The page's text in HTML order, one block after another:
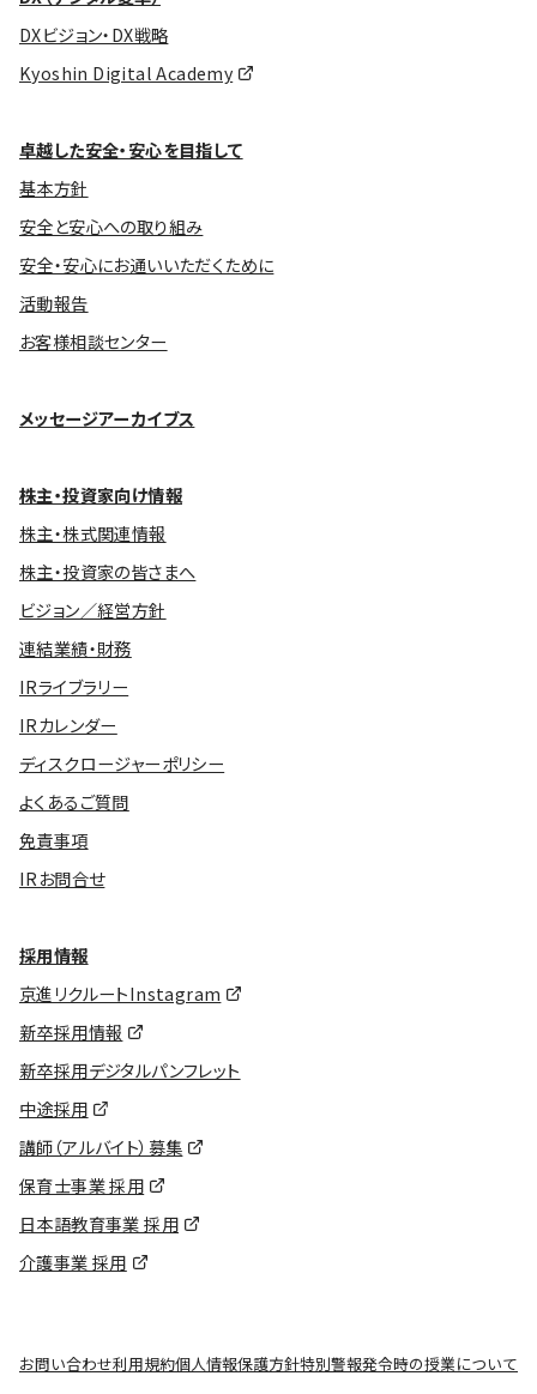
DXビジョン・DX戦略
Kyoshin Digital Academy
卓越した安全・安心を目指して
基本方針
安全と安心への取り組み
安全・安心にお通いいただくために
活動報告
お客様相談センター
メッセージアーカイブス
株主・投資家向け情報
株主・株式関連情報
株主・投資家の皆さまへ
ビジョン／経営方針
連結業績・財務
IRライブラリー
IRカレンダー
ディスクロージャーポリシー
よくあるご質問
免責事項
IRお問合せ
採用情報
京進リクルートInstagram
新卒採用情報
新卒採用デジタルパンフレット
中途採用
講師（アルバイト）募集
保育士事業 採用
日本語教育事業 採用
介護事業 採用
お問い合わせ利用規約個人情報保護方針特別警報発令時の授業について